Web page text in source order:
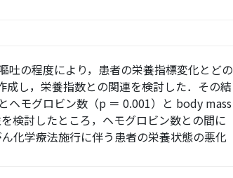
の程度により，患者の栄養指標変化とどの
し，栄養指数との関連を検討した．その結
ヘモグロビン数（p ＝ 0.001）と body mass
検討したところ，ヘモグロビン数との間に
化学療法施行に伴う患者の栄養状態の悪化